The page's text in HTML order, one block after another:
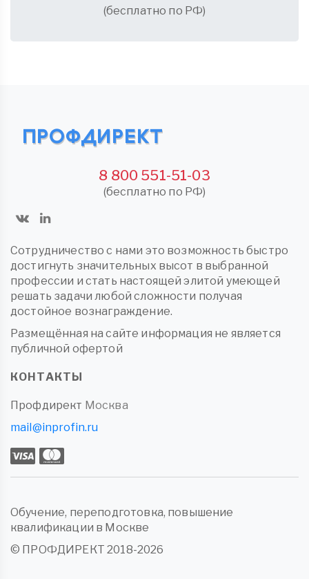
(бесплатно по РФ)
8 800 551-51-03
(бесплатно по РФ)
Сотрудничество с нами это возможность быстро
достигнуть значительных высот в выбранной
профессии и стать настоящей элитой умеющей
решать задачи любой сложности получая
достойное вознаграждение.
Размещённая на сайте информация не является
публичной офертой
КОНТАКТЫ
Профдирект Москва
mail@inprofin.ru
Обучение, переподготовка, повышение
квалификации в Москве
© ПРОФДИРЕКТ 2018-2026